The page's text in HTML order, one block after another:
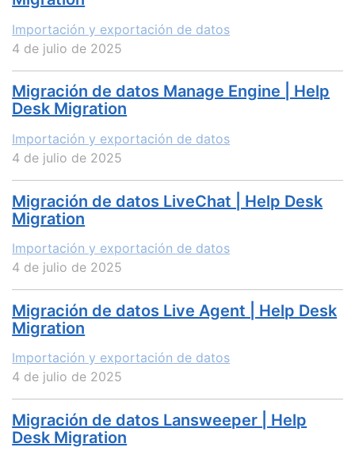
Importación y exportación de datos
4 de julio de 2025
Migración de datos Manage Engine | Help
Desk Migration
Importación y exportación de datos
4 de julio de 2025
Migración de datos LiveChat | Help Desk
Migration
Importación y exportación de datos
4 de julio de 2025
Migración de datos Live Agent | Help Desk
Migration
Importación y exportación de datos
4 de julio de 2025
Migración de datos Lansweeper | Help
Desk Migration